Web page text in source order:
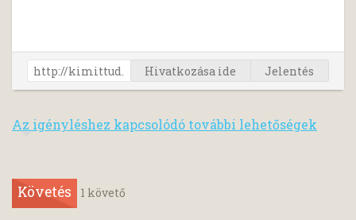
Hivatkozása ide Jelentés
Az igényléshez kapcsolódó további lehetőségek
Követés 1 követő